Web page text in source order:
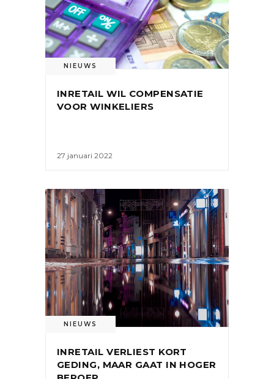
NIEUWS
INRETAIL WIL COMPENSATIE
VOOR WINKELIERS
27 januari 2022
NIEUWS
INRETAIL VERLIEST KORT
GEDING, MAAR GAAT IN HOGER